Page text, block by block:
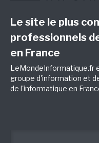
Le site le plus
professionnels
en France
LeMondeInformatique.fr
groupe d'information et
de l'informatique en